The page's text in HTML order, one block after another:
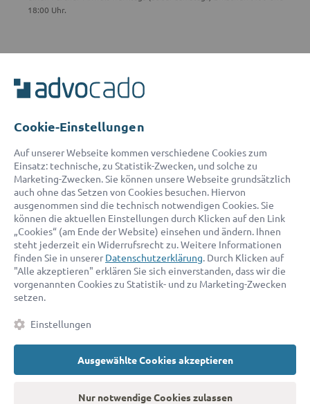
18:00 Uhr.
Unser Serviceteam ist von 8:00 bis 17:00 Uhr für Sie erreichbar.
E-Mail:
service@advocado.com
© 2026 advocado - einfach online den passenden Rechtsanwalt finden
Auszeichnungen:
KontaktDatenschutzImpressumFaktenAGB
CookiesBarrierefreiheitserklärung
Cookie-Einstellungen
Auf unserer Webseite kommen verschiedene Cookies zum
Einsatz: technische, zu Statistik-Zwecken, und solche zu
Marketing-Zwecken. Sie können unsere Webseite grundsätzlich
auch ohne das Setzen von Cookies besuchen. Hiervon
ausgenommen sind die technisch notwendigen Cookies. Sie
können die aktuellen Einstellungen durch Klicken auf den Link
„Cookies“ (am Ende der Website) einsehen und ändern. Ihnen
steht jederzeit ein Widerrufsrecht zu. Weitere Informationen
finden Sie in unserer Datenschutzerklärung. Durch Klicken auf
"Alle akzeptieren" erklären Sie sich einverstanden, dass wir die
vorgenannten Cookies zu Statistik- und zu Marketing-Zwecken
setzen.
Einstellungen
Ausgewählte Cookies akzeptieren
Nur notwendige Cookies zulassen